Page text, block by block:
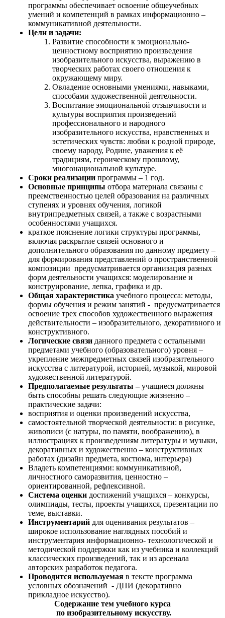
программы обеспечивает освоение общеучебных
умений и компетенций в рамках информационно –
коммуникативной деятельности.
Цели и задачи:
Развитие способности к эмоционально-
ценностному восприятию произведения
изобразительного искусства, выражению в
творческих работах своего отношения к
окружающему миру.
Овладение основными умениями, навыками,
способами художественной деятельности.
Воспитание эмоциональной отзывчивости и
культуры восприятия произведений
профессионального и народного
изобразительного искусства, нравственных и
эстетических чувств: любви к родной природе,
своему народу, Родине, уважения к её
традициям, героическому прошлому,
многонациональной культуре.
Сроки реализации программы – 1 год.
Основные принципы отбора материала связаны с
преемственностью целей образования на различных
ступенях и уровнях обучения, логикой
внутрипредметных связей, а также с возрастными
особенностями учащихся.
краткое пояснение логики структуры программы,
включая раскрытие связей основного и
дополнительного образования по данному предмету –
для формирования представлений о пространственной
композиции предусматривается организация разных
форм деятельности учащихся: моделирование и
конструирование, лепка, графика и др.
Общая характеристика учебного процесса: методы,
формы обучения и режим занятий - предусматривается
освоение трех способов художественного выражения
действительности – изобразительного, декоративного и
конструктивного.
Логические связи данного предмета с остальными
предметами учебного (образовательного) уровня –
укрепление межпредметных связей изобразительного
искусства с литературой, историей, музыкой, мировой
художественной литературой.
Предполагаемые результаты –учащиеся должны
быть способны решать следующие жизненно –
практические задачи:
восприятия и оценки произведений искусства,
самостоятельной творческой деятельности: в рисунке,
живописи (с натуры, по памяти, воображению), в
иллюстрациях к произведениям литературы и музыки,
декоративных и художественно – конструктивных
работах (дизайн предмета, костюма, интерьера)
Владеть компетенциями: коммуникативной,
личностного саморазвития, ценностно –
ориентированной, рефлексивной.
Система оценки достижений учащихся – конкурсы,
олимпиады, тесты, проекты учащихся, презентации по
теме, выставки.
Инструментарий для оценивания результатов –
широкое использование наглядных пособий и
инструментария информационно- технологической и
методической поддержки как из учебника и коллекций
классических произведений, так и из арсенала
авторских разработок педагога.
Проводится используемая в тексте программа
условных обозначений - ДПИ (декоративно
прикладное искусство).
Содержание тем учебного курса
по изобразительному искусству.